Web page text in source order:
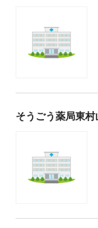
そうごう薬局東村